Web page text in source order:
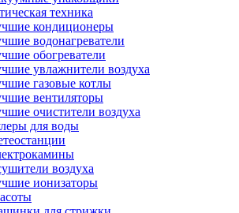
техника
кондиционеры
водонагреватели
обогреватели
увлажнители воздуха
газовые котлы
вентиляторы
очистители воздуха
для воды
воздуха
ионизаторы